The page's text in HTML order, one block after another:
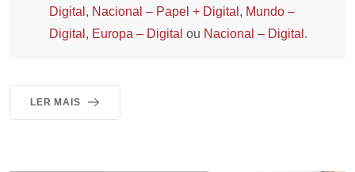
Digital , Nacional – Papel + Digital , Mundo –
Digital , Europa – Digital ou Nacional – Digital .
LER MAIS